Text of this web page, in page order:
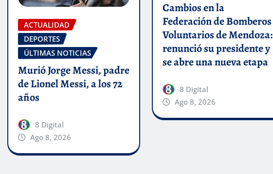
ACTUALIDAD
DEPORTES
ÚLTIMAS NOTICIAS
Murió Jorge Messi, padre
de Lionel Messi, a los 72
años
8 Digital
Ago 8, 2026
Cambios en la
Federación de Bomberos
Voluntarios de Mendoza:
renunció su presidente y
se abre una nueva etapa
8 Digital
Ago 8, 2026